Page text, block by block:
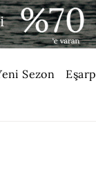
Sezon Eşarp